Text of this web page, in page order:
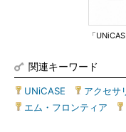
「
関連キーワード
UNiCASE アクセサ
エム・フロンティア